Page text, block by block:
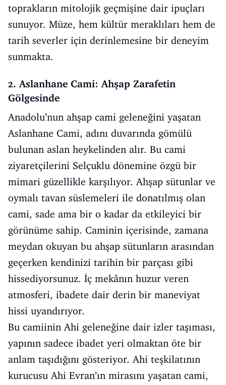
toprakların mitolojik geçmişine dair ipuçları
sunuyor. Müze, hem kültür meraklıları hem de
tarih severler için derinlemesine bir deneyim
sunmakta.
2. Aslanhane Cami: Ahşap Zarafetin
Gölgesinde
Anadolu’nun ahşap cami geleneğini yaşatan
Aslanhane Cami, adını duvarında gömülü
bulunan aslan heykelinden alır. Bu cami
ziyaretçilerini Selçuklu dönemine özgü bir
mimari güzellikle karşılıyor. Ahşap sütunlar ve
oymalı tavan süslemeleri ile donatılmış olan
cami, sade ama bir o kadar da etkileyici bir
görünüme sahip. Caminin içerisinde, zamana
meydan okuyan bu ahşap sütunların arasından
geçerken kendinizi tarihin bir parçası gibi
hissediyorsunuz. İç mekânın huzur veren
atmosferi, ibadete dair derin bir maneviyat
hissi uyandırıyor.
Bu camiinin Ahi geleneğine dair izler taşıması,
yapının sadece ibadet yeri olmaktan öte bir
anlam taşıdığını gösteriyor. Ahi teşkilatının
kurucusu Ahi Evran’ın mirasını yaşatan cami,